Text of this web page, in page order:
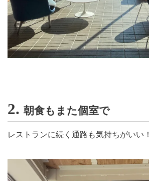
2. 朝食もまた個室で
レストランに続く通路も気持ちがいい！